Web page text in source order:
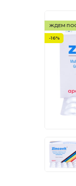
ЖДЕМ
-16%